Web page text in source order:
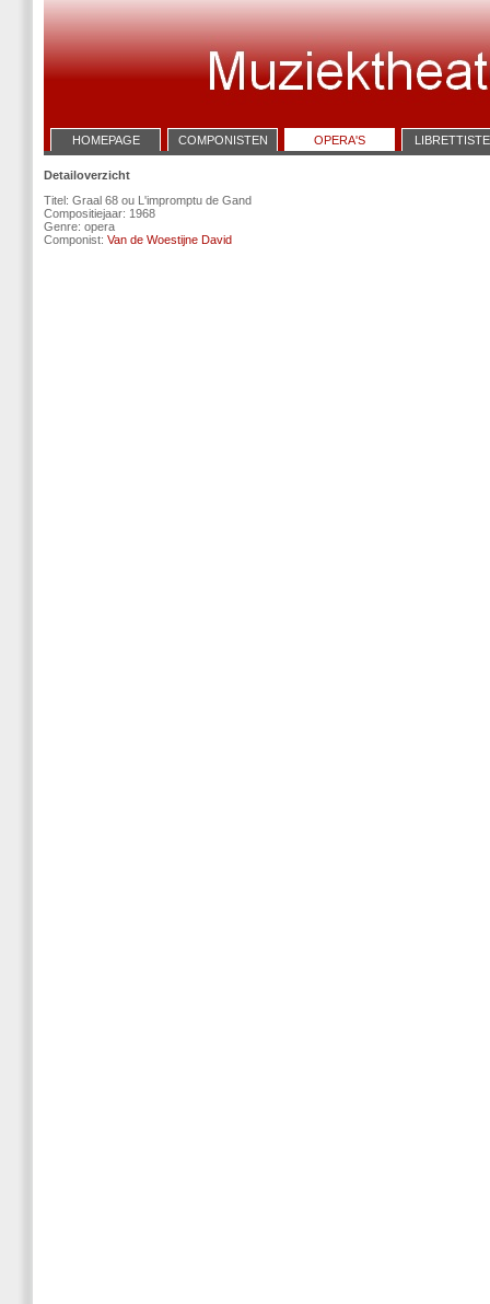
HOMEPAGE COMPONISTEN OPERA'S
Detailoverzicht
Titel: Graal 68 ou L'impromptu de Gand
Compositiejaar: 1968
Genre: opera
Componist: Van de Woestijne David